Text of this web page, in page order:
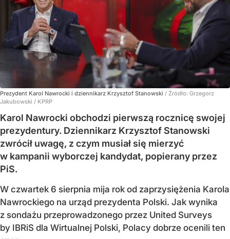
Prezydent Karol Nawrocki i dziennikarz Krzysztof Stanowski / Źródło: Grzegorz
Jakubowski / KPRP
Karol Nawrocki obchodzi pierwszą rocznicę swojej
prezydentury. Dziennikarz Krzysztof Stanowski
zwrócił uwagę, z czym musiał się mierzyć
w kampanii wyborczej kandydat, popierany przez
PiS.
W czwartek 6 sierpnia mija rok od zaprzysiężenia Karola
Nawrockiego na urząd prezydenta Polski. Jak wynika
z sondażu przeprowadzonego przez United Surveys
by IBRiS dla Wirtualnej Polski, Polacy dobrze ocenili ten